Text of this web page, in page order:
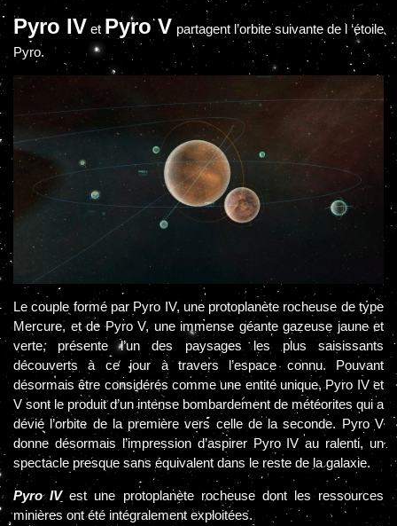
Pyro IV et Pyro V partagent l’orbite suivante de l ‘étoile
Pyro.
Le couple formé par Pyro IV, une protoplanète rocheuse de type
Mercure, et de Pyro V, une immense géante gazeuse jaune et
verte, présente l’un des paysages les plus saisissants
découverts à ce jour à travers l’espace connu. Pouvant
désormais être considérés comme une entité unique, Pyro IV et
V sont le produit d’un intense bombardement de météorites qui a
dévié l’orbite de la première vers celle de la seconde. Pyro V
donne désormais l’impression d’aspirer Pyro IV au ralenti, un
spectacle presque sans équivalent dans le reste de la galaxie.
Pyro IVest une protoplanète rocheuse dont les ressources
minières ont été intégralement exploitées.